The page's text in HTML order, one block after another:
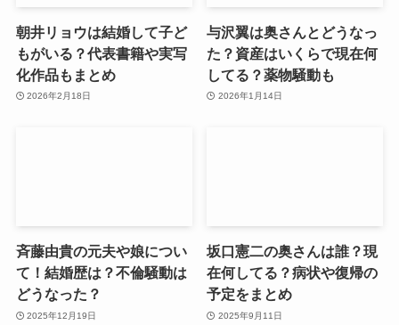
朝井リョウは結婚して子ど
もがいる？代表書籍や実写
化作品もまとめ
2026年2月18日
与沢翼は奥さんとどうなっ
た？資産はいくらで現在何
してる？薬物騒動も
2026年1月14日
斉藤由貴の元夫や娘につい
て！結婚歴は？不倫騒動は
どうなった？
2025年12月19日
坂口憲二の奥さんは誰？現
在何してる？病状や復帰の
予定をまとめ
2025年9月11日